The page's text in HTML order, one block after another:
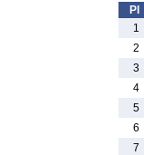
Pl
1
2
3
4
5
6
7